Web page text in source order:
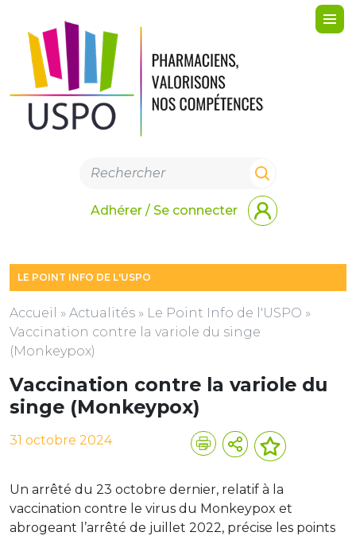
Adhérer / Se connecter
LE POINT INFO DE L'USPO
Accueil » Actualités » Le Point Info de l'USPO »
Vaccination contre la variole du singe
(Monkeypox)
Vaccination contre la variole du
singe (Monkeypox)
31 octobre 2024
Un arrêté du 23 octobre dernier, relatif à la
vaccination contre le virus du Monkeypox et
abrogeant l’arrêté de juillet 2022, précise les points